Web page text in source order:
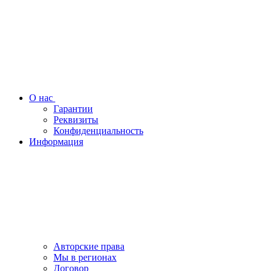
О нас
Гарантии
Реквизиты
Конфиденциальность
Информация
Авторские права
Мы в регионах
Договор